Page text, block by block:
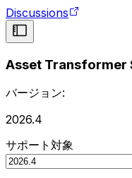
Discussions
Asset Transformer
バージョン:
2026.4
サポート対象